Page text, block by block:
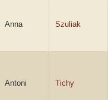
Anna Szuliak
Antoni Tichy